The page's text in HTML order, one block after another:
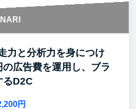
力と分析力を身につけ
広告費を運用し、ブラ
るD2C
円